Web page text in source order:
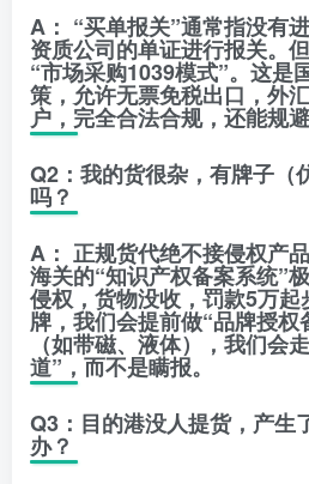
A： “买单报关”通常指没有
资质公司的单证进行报关。
“市场采购1039模式”。这是
策，允许无票免税出口，外
户，完全合法合规，还能规
Q2：我的货很杂，有牌子（
吗？
A： 正规货代绝不接侵权产
海关的“知识产权备案系统”
侵权，货物没收，罚款5万
牌，我们会提前做“品牌授权
（如带磁、液体），我们会
道”，而不是瞒报。
Q3：目的港没人提货，产生
办？